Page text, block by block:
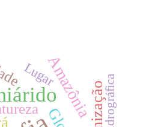
Amazônia
Lugar